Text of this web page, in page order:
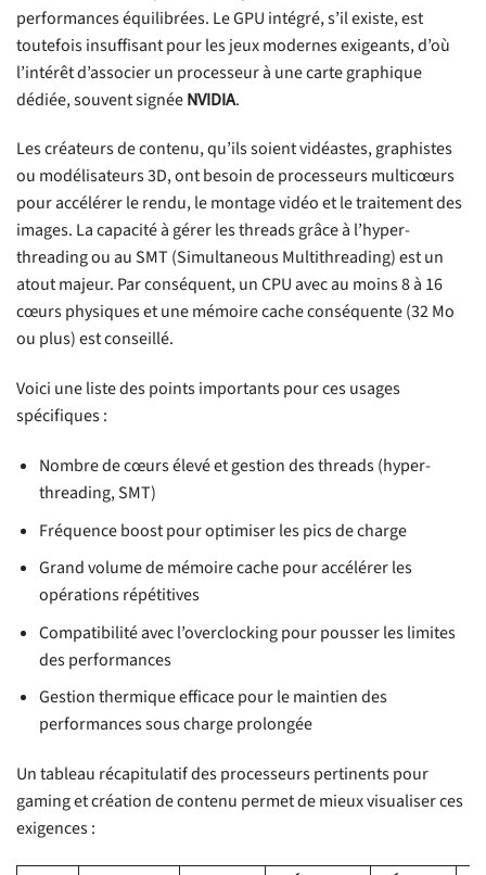
performances équilibrées. Le GPU intégré, s’il existe, est
toutefois insuffisant pour les jeux modernes exigeants, d’où
l’intérêt d’associer un processeur à une carte graphique
dédiée, souvent signéeNVIDIA.
Les créateurs de contenu, qu’ils soient vidéastes, graphistes
ou modélisateurs 3D, ont besoin de processeurs multicœurs
pour accélérer le rendu, le montage vidéo et le traitement des
images. La capacité à gérer les threads grâce à l’hyper-
threading ou au SMT (Simultaneous Multithreading) est un
atout majeur. Par conséquent, un CPU avec au moins 8 à 16
cœurs physiques et une mémoire cache conséquente (32 Mo
ou plus) est conseillé.
Voici une liste des points importants pour ces usages
spécifiques :
Nombre de cœurs élevé et gestion des threads (hyper-
threading, SMT)
Fréquence boost pour optimiser les pics de charge
Grand volume de mémoire cache pour accélérer les
opérations répétitives
Compatibilité avec l’overclocking pour pousser les limites
des performances
Gestion thermique efficace pour le maintien des
performances sous charge prolongée
Un tableau récapitulatif des processeurs pertinents pour
gaming et création de contenu permet de mieux visualiser ces
exigences :